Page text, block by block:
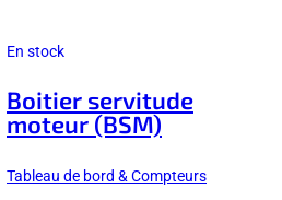
En stock
Boitier servitude
moteur (BSM)
Tableau de bord & Compteurs